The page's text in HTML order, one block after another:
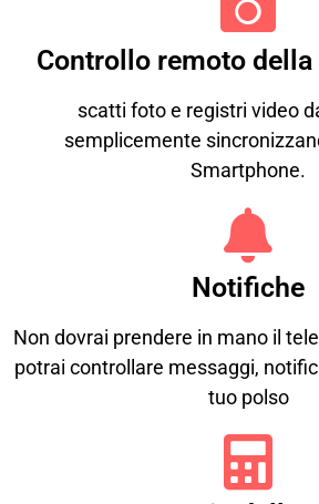
Controllo remoto
scatti foto e registri video
semplicemente
Smartphone.
Notifiche
Non dovrai prendere in mano il
potrai controllare messaggi,
tuo polso